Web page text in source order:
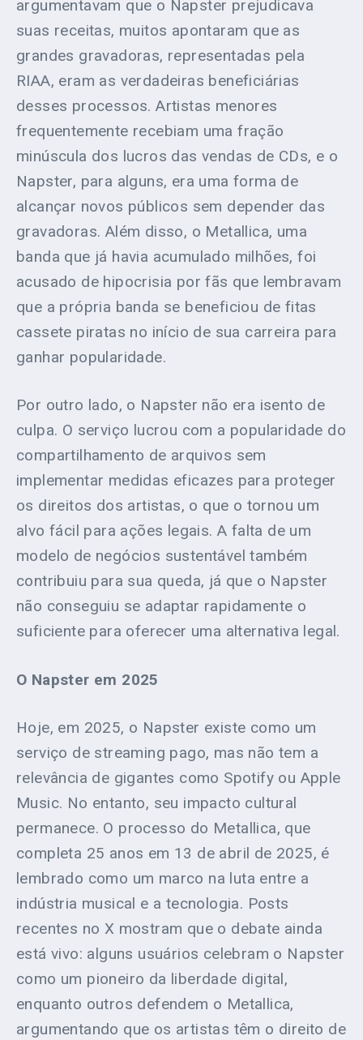
argumentavam que o Napster prejudicava
suas receitas, muitos apontaram que as
grandes gravadoras, representadas pela
RIAA, eram as verdadeiras beneficiárias
desses processos. Artistas menores
frequentemente recebiam uma fração
minúscula dos lucros das vendas de CDs, e o
Napster, para alguns, era uma forma de
alcançar novos públicos sem depender das
gravadoras. Além disso, o Metallica, uma
banda que já havia acumulado milhões, foi
acusado de hipocrisia por fãs que lembravam
que a própria banda se beneficiou de fitas
cassete piratas no início de sua carreira para
ganhar popularidade.
Por outro lado, o Napster não era isento de
culpa. O serviço lucrou com a popularidade do
compartilhamento de arquivos sem
implementar medidas eficazes para proteger
os direitos dos artistas, o que o tornou um
alvo fácil para ações legais. A falta de um
modelo de negócios sustentável também
contribuiu para sua queda, já que o Napster
não conseguiu se adaptar rapidamente o
suficiente para oferecer uma alternativa legal.
O Napster em 2025
Hoje, em 2025, o Napster existe como um
serviço de streaming pago, mas não tem a
relevância de gigantes como Spotify ou Apple
Music. No entanto, seu impacto cultural
permanece. O processo do Metallica, que
completa 25 anos em 13 de abril de 2025, é
lembrado como um marco na luta entre a
indústria musical e a tecnologia. Posts
recentes no X mostram que o debate ainda
está vivo: alguns usuários celebram o Napster
como um pioneiro da liberdade digital,
enquanto outros defendem o Metallica,
argumentando que os artistas têm o direito de